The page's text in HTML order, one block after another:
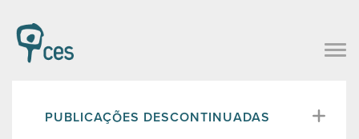
PUBLICAÇÕES DESCONTINUADAS